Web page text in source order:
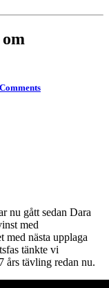
Comments
nu gått sedan Dara
med
med nästa upplaga
tänkte vi
års tävling redan nu.